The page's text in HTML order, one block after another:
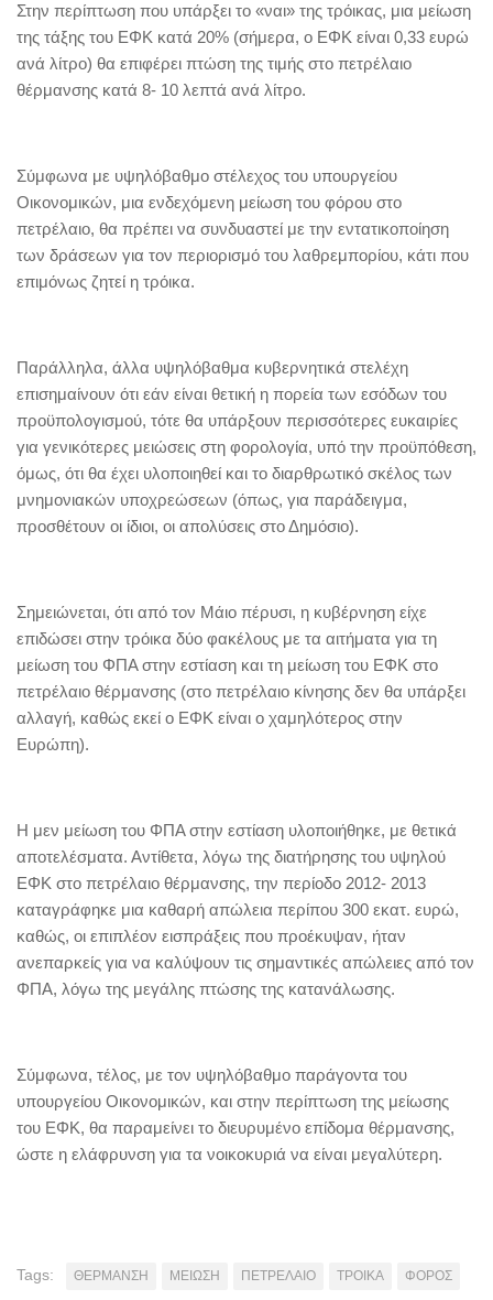
Στην περίπτωση που υπάρξει το «ναι» της τρόικας, μια μείωση
της τάξης του ΕΦΚ κατά 20% (σήμερα, ο ΕΦΚ είναι 0,33 ευρώ
ανά λίτρο) θα επιφέρει πτώση της τιμής στο πετρέλαιο
θέρμανσης κατά 8- 10 λεπτά ανά λίτρο.
Σύμφωνα με υψηλόβαθμο στέλεχος του υπουργείου
Οικονομικών, μια ενδεχόμενη μείωση του φόρου στο
πετρέλαιο, θα πρέπει να συνδυαστεί με την εντατικοποίηση
των δράσεων για τον περιορισμό του λαθρεμπορίου, κάτι που
επιμόνως ζητεί η τρόικα.
Παράλληλα, άλλα υψηλόβαθμα κυβερνητικά στελέχη
επισημαίνουν ότι εάν είναι θετική η πορεία των εσόδων του
προϋπολογισμού, τότε θα υπάρξουν περισσότερες ευκαιρίες
για γενικότερες μειώσεις στη φορολογία, υπό την προϋπόθεση,
όμως, ότι θα έχει υλοποιηθεί και το διαρθρωτικό σκέλος των
μνημονιακών υποχρεώσεων (όπως, για παράδειγμα,
προσθέτουν οι ίδιοι, οι απολύσεις στο Δημόσιο).
Σημειώνεται, ότι από τον Μάιο πέρυσι, η κυβέρνηση είχε
επιδώσει στην τρόικα δύο φακέλους με τα αιτήματα για τη
μείωση του ΦΠΑ στην εστίαση και τη μείωση του ΕΦΚ στο
πετρέλαιο θέρμανσης (στο πετρέλαιο κίνησης δεν θα υπάρξει
αλλαγή, καθώς εκεί ο ΕΦΚ είναι ο χαμηλότερος στην
Ευρώπη).
Η μεν μείωση του ΦΠΑ στην εστίαση υλοποιήθηκε, με θετικά
αποτελέσματα. Αντίθετα, λόγω της διατήρησης του υψηλού
ΕΦΚ στο πετρέλαιο θέρμανσης, την περίοδο 2012- 2013
καταγράφηκε μια καθαρή απώλεια περίπου 300 εκατ. ευρώ,
καθώς, οι επιπλέον εισπράξεις που προέκυψαν, ήταν
ανεπαρκείς για να καλύψουν τις σημαντικές απώλειες από τον
ΦΠΑ, λόγω της μεγάλης πτώσης της κατανάλωσης.
Σύμφωνα, τέλος, με τον υψηλόβαθμο παράγοντα του
υπουργείου Οικονομικών, και στην περίπτωση της μείωσης
του ΕΦΚ, θα παραμείνει το διευρυμένο επίδομα θέρμανσης,
ώστε η ελάφρυνση για τα νοικοκυριά να είναι μεγαλύτερη.
Tags: ΘΕΡΜΑΝΣΗ ΜΕΙΩΣΗ ΠΕΤΡΕΛΑΙΟ ΤΡΟΙΚΑ ΦΟΡΟΣ